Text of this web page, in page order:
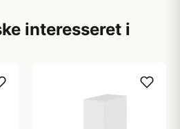
interesseret i